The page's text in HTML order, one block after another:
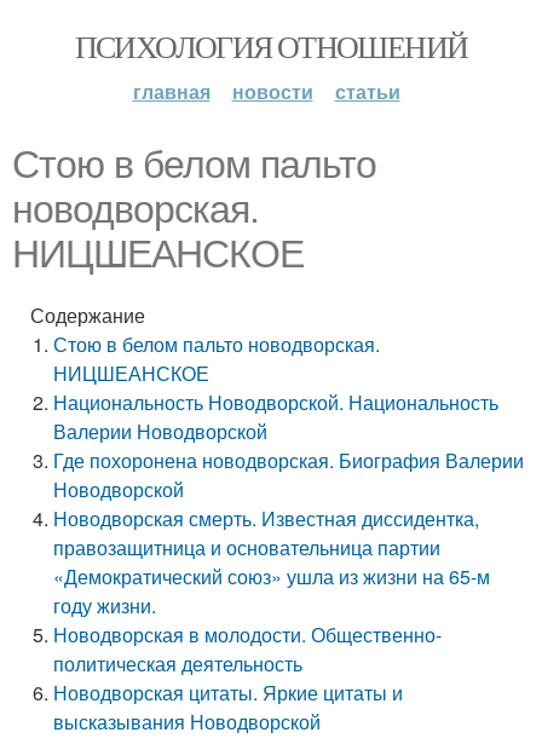
ПСИХОЛОГИЯ ОТНОШЕНИЙ
главная новости статьи
Стою в белом пальто
новодворская.
НИЦШЕАНСКОЕ
Содержание
Стою в белом пальто новодворская.
НИЦШЕАНСКОЕ
Национальность Новодворской. Национальность
Валерии Новодворской
Где похоронена новодворская. Биография Валерии
Новодворской
Новодворская смерть. Известная диссидентка,
правозащитница и основательница партии
«Демократический союз» ушла из жизни на 65-м
году жизни.
Новодворская в молодости. Общественно-
политическая деятельность
Новодворская цитаты. Яркие цитаты и
высказывания Новодворской